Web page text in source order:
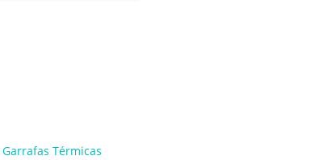
Garrafas Térmicas